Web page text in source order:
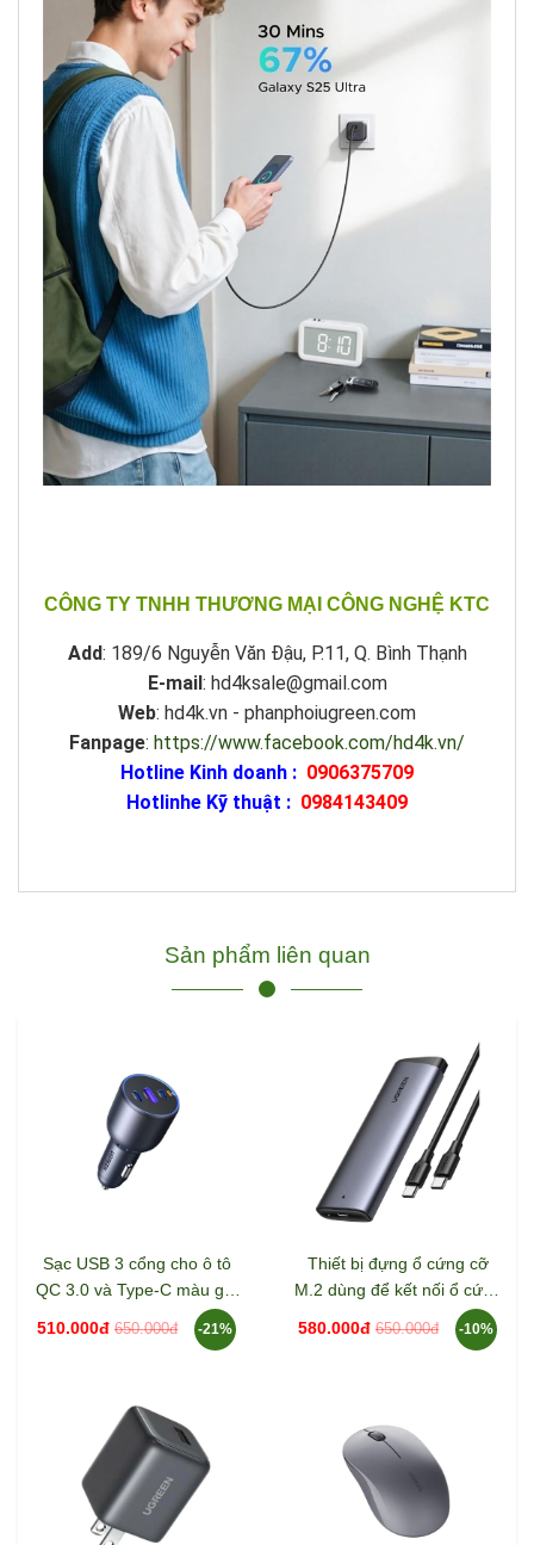
CÔNG TY TNHH THƯƠNG MẠI CÔNG NGHỆ KTC
Add: 189/6 Nguyễn Văn Đậu, P.11, Q. Bình Thạnh
E-mail : hd4ksale@gmail.com
Web: hd4k.vn - phanphoiugreen.com
Fanpage: https://www.facebook.com/hd4k.vn/
Hotline Kinh doanh : 0906375709
Hotlinhe Kỹ thuật : 0984143409
Sản phẩm liên quan
Sạc USB 3 cổng cho ô tô
QC 3.0 và Type-C màu ghi
xám Ugreen 35024 EC703
510.000đ 650.000đ -21%
Thiết bị đựng ổ cứng cỡ
M.2 dùng để kết nối ổ cứng
Sata NVME với máy tính
qua cổng usb-C Ugreen
580.000đ 650.000đ -10%